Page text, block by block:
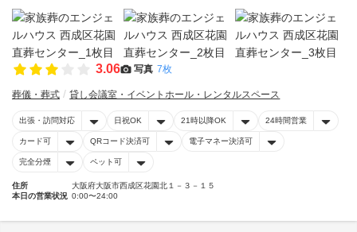
3.06 写真 7枚
葬儀・葬式 貸し会議室・イベントホール・レンタルスペース
出張・訪問対応 日祝OK 21時以降OK 24時間営業
カード可 QRコード決済可 電子マネー決済可
完全分煙 ペット可
住所
大阪府大阪市西成区花園北１－３－１５
本日の営業状況 0:00〜24:00